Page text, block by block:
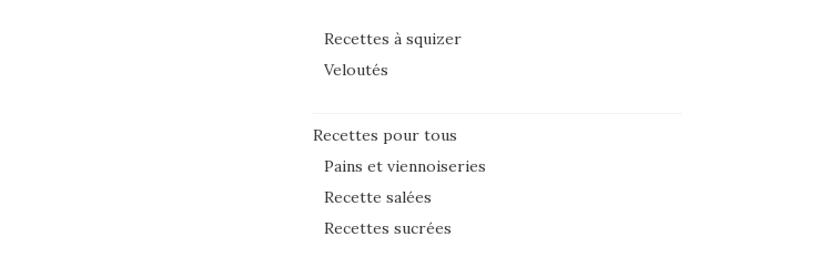
Recettes à squizer
Veloutés
Recettes pour tous
Pains et viennoiseries
Recette salées
Recettes sucrées